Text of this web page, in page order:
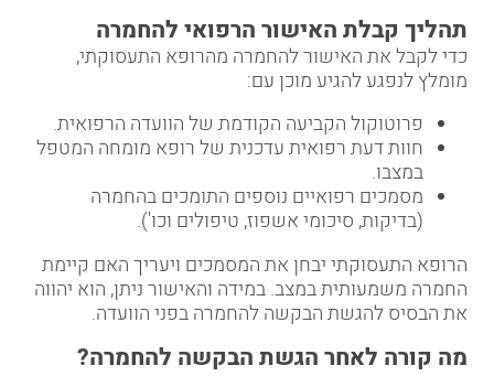
תהליך קבלת האישור הרפואי להחמרה
כדי לקבל את האישור להחמרה מהרופא התעסוקתי,
מומלץ לנפגע להגיע מוכן עם:
פרוטוקול הקביעה הקודמת של הוועדה הרפואית.
חוות דעת רפואית עדכנית של רופא מומחה המטפל
במצבו.
מסמכים רפואיים נוספים התומכים בהחמרה
(בדיקות, סיכומי אשפוז, טיפולים וכו').
הרופא התעסוקתי יבחן את המסמכים ויעריך האם קיימת
החמרה משמעותית במצב. במידה והאישור ניתן, הוא יהווה
את הבסיס להגשת הבקשה להחמרה בפני הוועדה.
מה קורה לאחר הגשת הבקשה להחמרה?